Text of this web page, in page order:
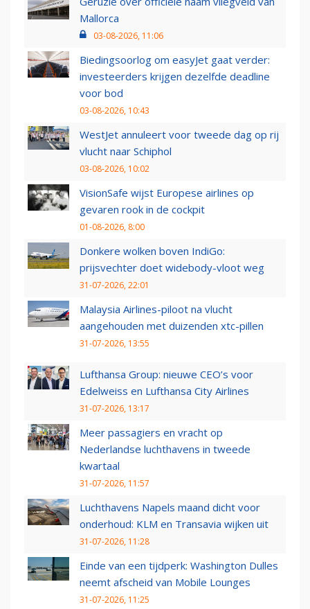
Mallorca
03-08-2026, 11:06
Biedingsoorlog om easyJet gaat verder:
investeerders krijgen dezelfde deadline
voor bod
03-08-2026, 10:43
WestJet annuleert voor tweede dag op rij
vlucht naar Schiphol
03-08-2026, 10:02
VisionSafe wijst Europese airlines op
gevaren rook in de cockpit
01-08-2026, 8:00
Donkere wolken boven IndiGo:
prijsvechter doet widebody-vloot weg
31-07-2026, 22:01
Malaysia Airlines-piloot na vlucht
aangehouden met duizenden xtc-pillen
31-07-2026, 13:55
Lufthansa Group: nieuwe CEO’s voor
Edelweiss en Lufthansa City Airlines
31-07-2026, 13:17
Meer passagiers en vracht op
Nederlandse luchthavens in tweede
kwartaal
31-07-2026, 11:57
Luchthavens Napels maand dicht voor
onderhoud: KLM en Transavia wijken uit
31-07-2026, 11:28
Einde van een tijdperk: Washington Dulles
neemt afscheid van Mobile Lounges
31-07-2026, 11:25